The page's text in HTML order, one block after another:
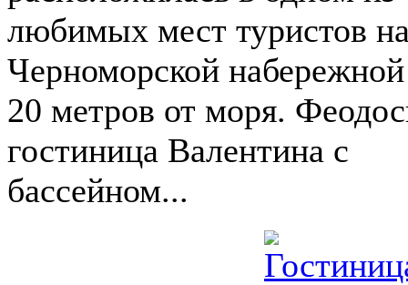
любимых мест туристов
Черноморской
20 метров от моря.
гостиница Валентина с
бассейном...